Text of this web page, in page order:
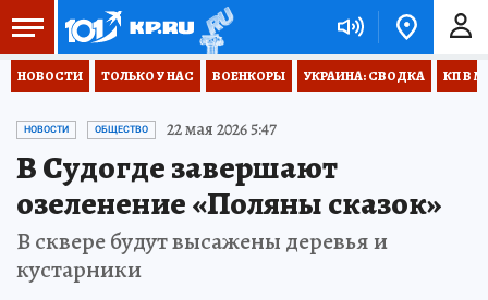
НОВОСТИ ТОЛЬКО У НАС ВОЕНКОРЫ УКРАИНА: СВОДКА КП В
НОВОСТИ ОБЩЕСТВО 22 мая 2026 5:47
В Судогде завершают
озеленение «Поляны сказок»
В сквере будут высажены деревья и
кустарники